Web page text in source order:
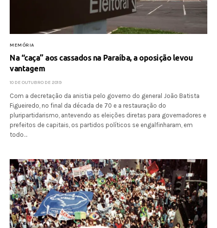
MEMÓRIA
Na “caça” aos cassados na Paraíba, a oposição levou
vantagem
10 DE OUTUBRO DE 2019
Com a decretação da anistia pelo governo do general João Batista
Figueiredo, no final da década de 70 e a restauração do
pluripartidarismo, antevendo as eleições diretas para governadores e
prefeitos de capitais, os partidos políticos se engalfinharam, em
todo…